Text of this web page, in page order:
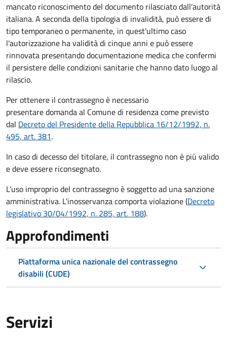
mancato riconoscimento del documento rilasciato dall'autorità
italiana. A seconda della tipologia di invalidità, può essere di
tipo temporaneo o permanente, in quest'ultimo caso
l'autorizzazione ha validità di cinque anni e può essere
rinnovata presentando documentazione medica che confermi
il persistere delle condizioni sanitarie che hanno dato luogo al
rilascio.
Per ottenere il contrassegno è necessario
presentare domanda al Comune di residenza come previsto
dal Decreto del Presidente della Repubblica 16/12/1992, n.
495, art. 381.
In caso di decesso del titolare, il contrassegno non è più valido
e deve essere riconsegnato.
L'uso improprio del contrassegno è soggetto ad una sanzione
amministrativa. L'inosservanza comporta violazione (Decreto
legislativo 30/04/1992, n. 285, art. 188).
Approfondimenti
Piattaforma unica nazionale del contrassegno
disabili (CUDE)
Servizi